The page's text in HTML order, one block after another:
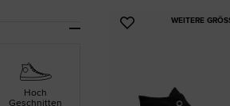
Neuheiten
Hoch
Geschnitten
WEITERE
Zu